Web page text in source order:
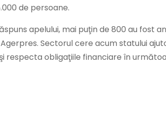
de persoane.
apelului, mai puţin de 800 au fost
Sectorul cere acum statului
respecta obligaţiile financiare în